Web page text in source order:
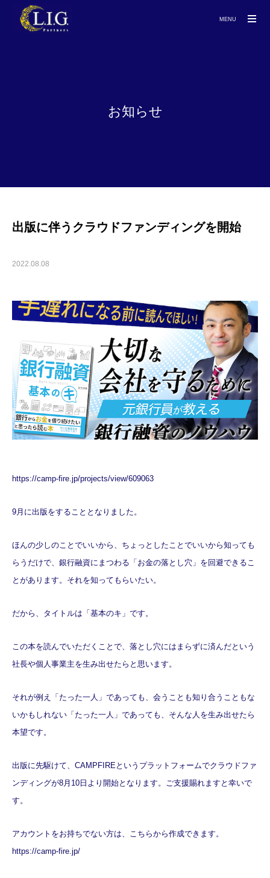
お知らせ
出版に伴うクラウドファンディングを開始
2022.08.08
https://camp-fire.jp/projects/view/609063
9月に出版をすることとなりました。
ほんの少しのことでいいから、ちょっとしたことでいいから知っても
らうだけで、銀行融資にまつわる「お金の落とし穴」を回避できるこ
とがあります。それを知ってもらいたい。
だから、タイトルは「基本のキ」です。
この本を読んでいただくことで、落とし穴にはまらずに済んだという
社長や個人事業主を生み出せたらと思います。
それが例え「たった一人」であっても、会うことも知り合うこともな
いかもしれない「たった一人」であっても、そんな人を生み出せたら
本望です。
出版に先駆けて、CAMPFIREというプラットフォームでクラウドファ
ンディングが8月10日より開始となります。ご支援賜れますと幸いで
す。
アカウントをお持ちでない方は、こちらから作成できます。
https://camp-fire.jp/
MENU